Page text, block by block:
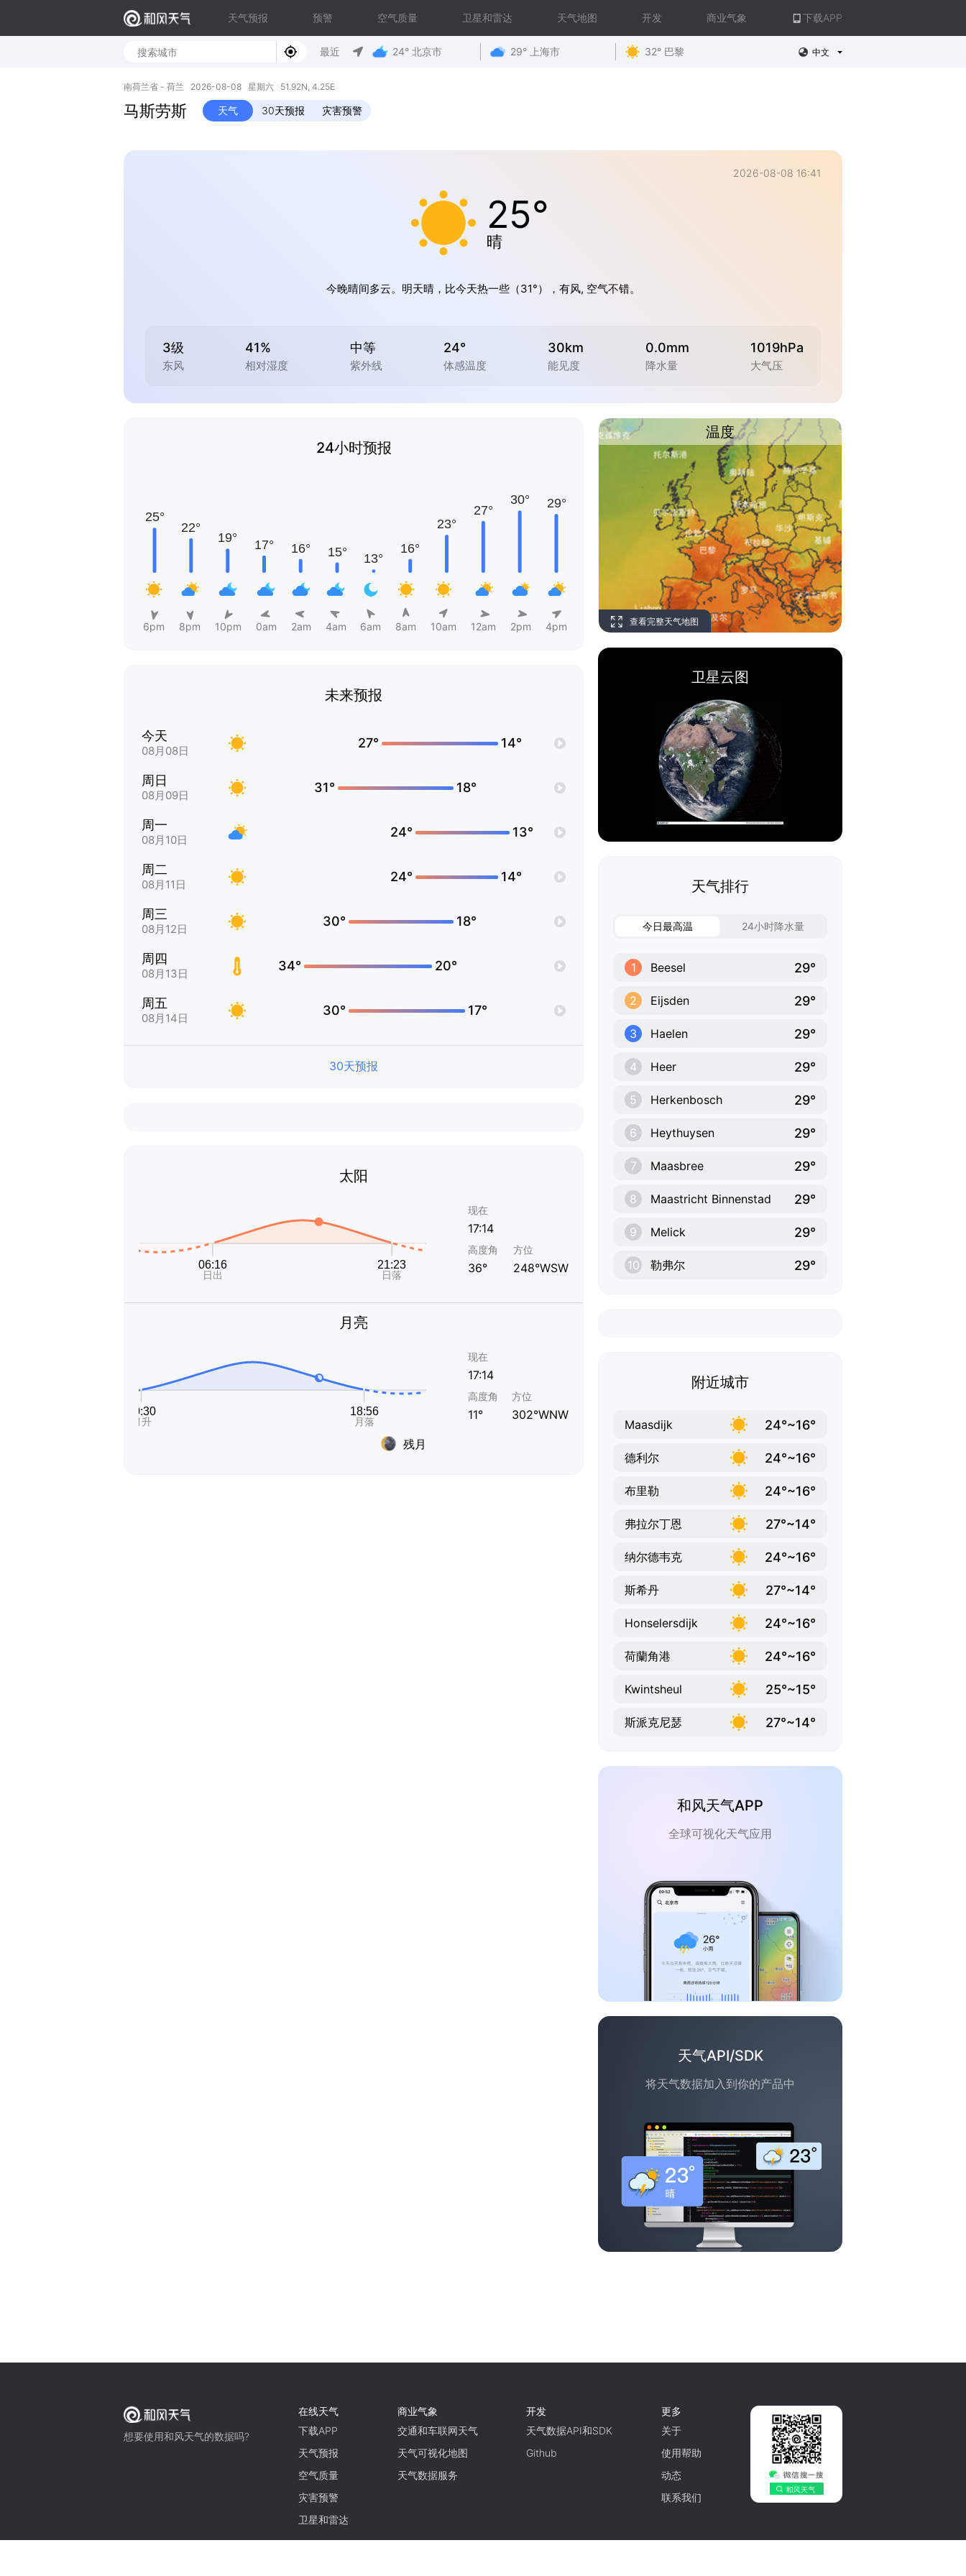
天气预报 预警 空气质量 卫星和雷达 天气地图 开发 商业气象 下载APP
最近 24° 北京市 29° 上海市 32° 巴黎 中文
南荷兰省 - 荷兰 2026-08-08 星期六 51.92N, 4.25E
马斯劳斯 天气 30天预报 灾害预警
2026-08-08 16:41
25°
晴
今晚晴间多云。明天晴，比今天热一些（31°），有风, 空气不错。
3级
东风
41%
相对湿度
中等
紫外线
24°
体感温度
30km
能见度
0.0mm
降水量
1019hPa
大气压
24小时预报
6pm 8pm 10pm 0am 2am 4am 6am 8am 10am 12am 2pm 4pm
未来预报
今天
08月08日
27° 14°
周日
08月09日
31° 18°
周一
08月10日
24° 13°
周二
08月11日
24° 14°
周三
08月12日
30° 18°
周四
08月13日
34° 20°
周五
08月14日
30° 17°
30天预报
太阳
现在
17:14
高度角
36°
方位
248°WSW
月亮
残月
现在
17:14
高度角
11°
方位
302°WNW
温度
查看完整天气地图
卫星云图
天气排行
今日最高温 24小时降水量
1 Beesel 29°
2 Eijsden 29°
3 Haelen 29°
4 Heer 29°
5 Herkenbosch 29°
6 Heythuysen 29°
7 Maasbree 29°
8 Maastricht Binnenstad 29°
9 Melick 29°
10 勒弗尔 29°
附近城市
Maasdijk 24°~16°
德利尔 24°~16°
布里勒 24°~16°
弗拉尔丁恩 27°~14°
纳尔德韦克 24°~16°
斯希丹 27°~14°
Honselersdijk 24°~16°
荷蘭角港 24°~16°
Kwintsheul 25°~15°
斯派克尼瑟 27°~14°
和风天气APP
全球可视化天气应用
天气API/SDK
将天气数据加入到你的产品中
想要使用和风天气的数据吗?
在线天气
下载APP
天气预报
空气质量
灾害预警
卫星和雷达
商业气象
交通和车联网天气
天气可视化地图
天气数据服务
开发
天气数据API和SDK
Github
更多
关于
使用帮助
动态
联系我们